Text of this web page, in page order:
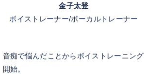
金子太登
ボイストレーナー/ボーカルトレーナー
音痴で悩んだことからボイストレーニング
開始。